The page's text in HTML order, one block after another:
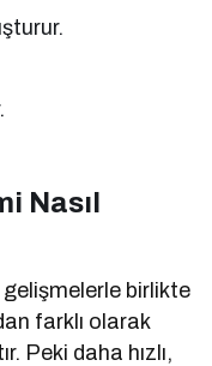
Nasıl
birlikte
farklı olarak
Peki daha hızlı,